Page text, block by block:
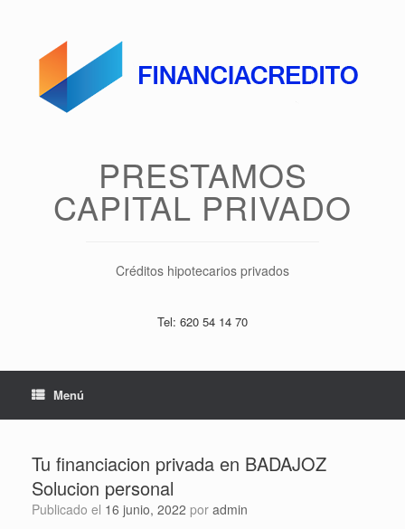
PRESTAMOS
CAPITAL PRIVADO
Créditos hipotecarios privados
Tel: 620 54 14 70
Menú
Tu financiacion privada en BADAJOZ
Solucion personal
Publicado el 16 junio, 2022 por admin